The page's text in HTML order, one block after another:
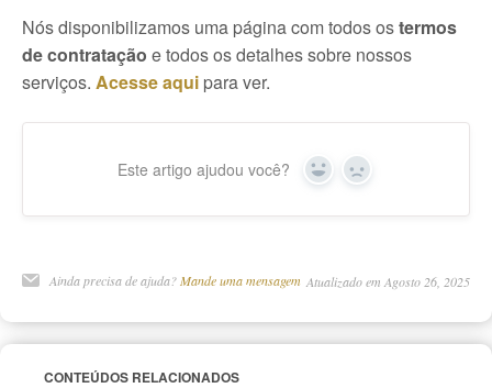
Nós disponibilizamos uma página com todos ostermos
de contratação e todos os detalhes sobre nossos
serviços. Acesse aqui para ver.
Este artigo ajudou você? Yes No
Ainda precisa de ajuda?Mande uma mensagem Atualizado em Agosto 26, 2025
CONTEÚDOS RELACIONADOS